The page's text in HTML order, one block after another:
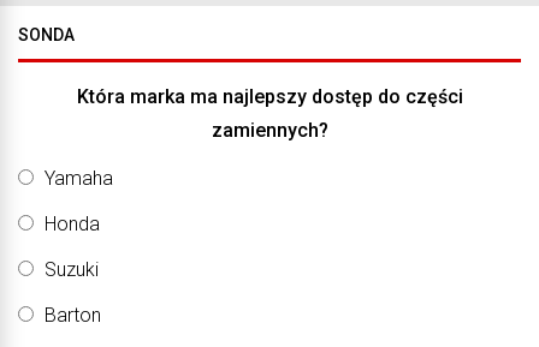
SONDA
Która marka ma najlepszy dostęp do części
zamiennych?
Yamaha
Honda
Suzuki
Barton